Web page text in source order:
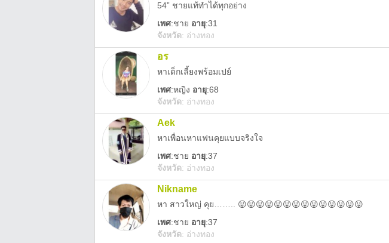
54” ชายแท้ทำได้ทุกอย่าง
เพศ:ชาย อายุ:31
จังหวัด: อ่างทอง
อร
หาเด็กเลี้ยงพร้อมเปย์
เพศ:หญิง อายุ:68
จังหวัด: อ่างทอง
Aek
หาเพื่อนหาแฟนคุยแบบจริงใจ
เพศ:ชาย อายุ:37
จังหวัด: อ่างทอง
Nikname
หา สาวใหญ่ คุย…….. 😛😛😛😛😛😛😛😛😛😛😛😛😛😛
เพศ:ชาย อายุ:37
จังหวัด: อ่างทอง